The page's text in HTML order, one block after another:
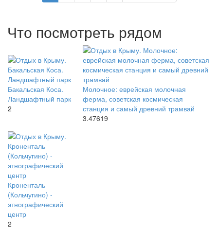
Что посмотреть рядом
Бакальская Коса.
Ландшафтный парк
2
Молочное: еврейская молочная
ферма, советская космическая
станция и самый древний трамвай
3.47619
Кроненталь
(Кольчугино) -
этнографический
центр
2